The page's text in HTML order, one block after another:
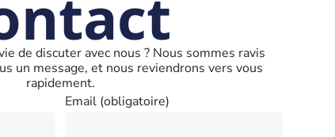
de discuter avec nous ? Nous sommes ravis
un message, et nous reviendrons vers vous
rapidement.
Email (obligatoire)